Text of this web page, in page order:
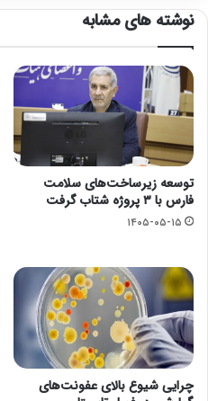
نوشته های مشابه
توسعه زیرساخت‌های سلامت
فارس با ۳ پروژه شتاب گرفت
۱۴۰۵-۰۵-۱۵
چرایی شیوع بالای عفونت‌های